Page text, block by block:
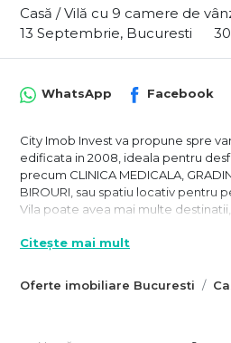
Casă / Vilă cu 9 camere de
13 Septembrie, Bucuresti
Oferte imobiliare Bucuresti
WhatsApp Facebook
City Imob Invest va propune spre
edificata in 2008, ideala pentru
precum CLINICA MEDICALA,
BIROURI, sau spatiu locativ pentru
Vila poate avea mai multe
iar suprafata utila totala este de 308
apartamente distincte.
Citește mai mult